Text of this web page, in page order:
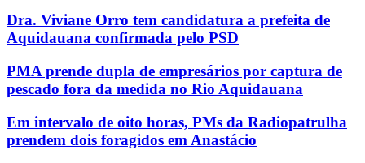
Dra. Viviane Orro tem candidatura a prefeita de
Aquidauana confirmada pelo PSD
PMA prende dupla de empresários por captura de
pescado fora da medida no Rio Aquidauana
Em intervalo de oito horas, PMs da Radiopatrulha
prendem dois foragidos em Anastácio